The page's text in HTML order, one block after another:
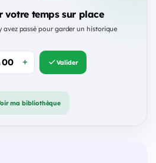
votre temps sur place
avez passé pour garder un historique
Valider
ma bibliothèque